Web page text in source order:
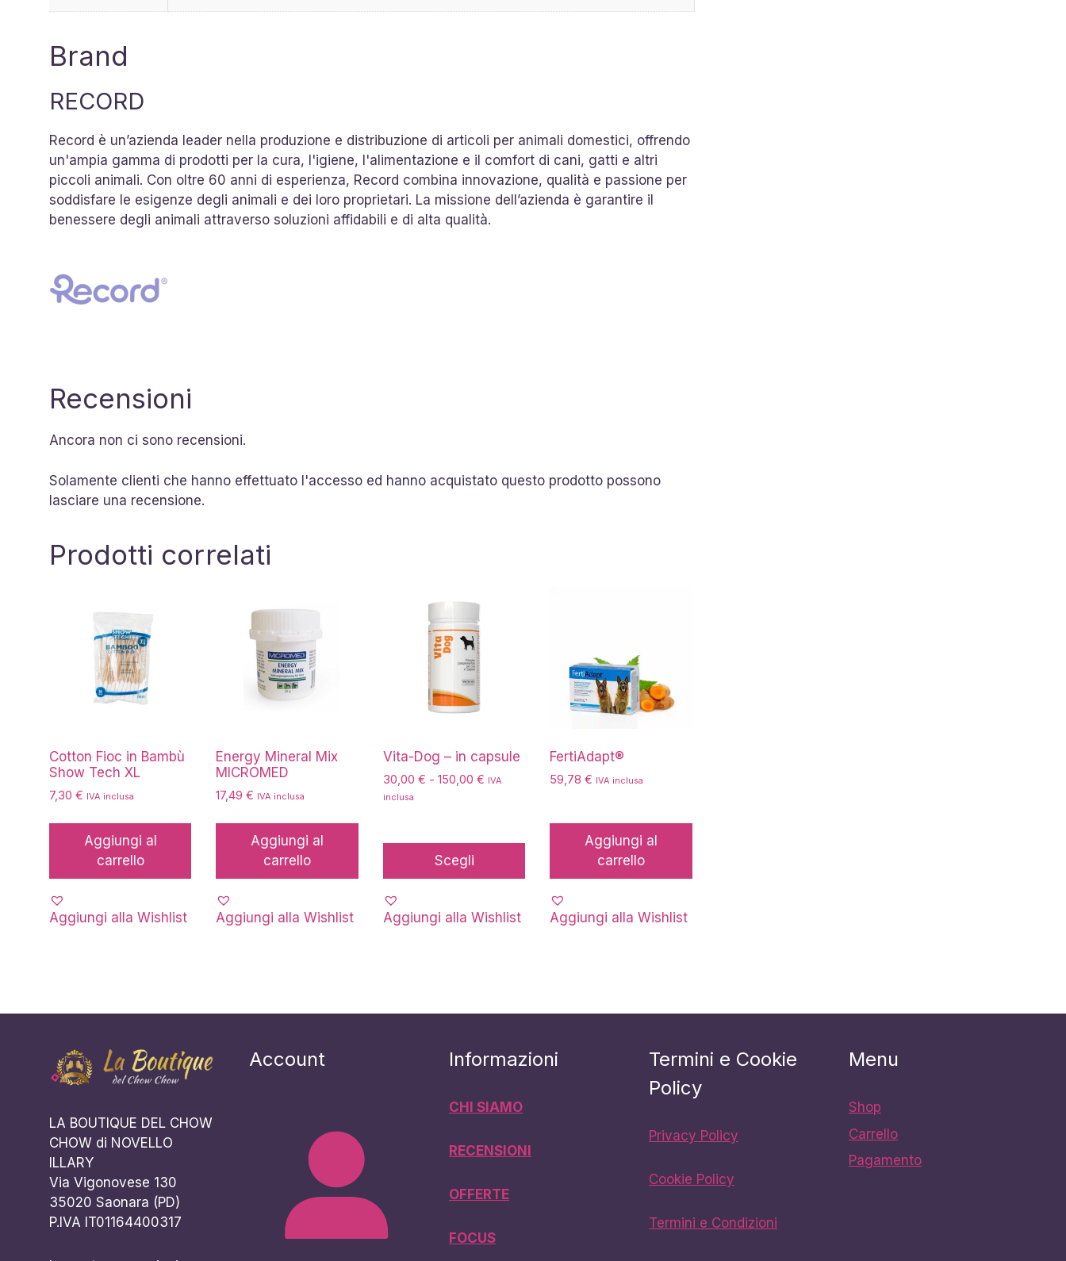
Brand
RECORD
Record è un’azienda leader nella produzione e distribuzione di articoli per animali domestici, offrendo
un'ampia gamma di prodotti per la cura, l'igiene, l'alimentazione e il comfort di cani, gatti e altri
piccoli animali. Con oltre 60 anni di esperienza, Record combina innovazione, qualità e passione per
soddisfare le esigenze degli animali e dei loro proprietari. La missione dell’azienda è garantire il
benessere degli animali attraverso soluzioni affidabili e di alta qualità.
Recensioni
Ancora non ci sono recensioni.
Solamente clienti che hanno effettuato l'accesso ed hanno acquistato questo prodotto possono
lasciare una recensione.
Prodotti correlati
Cotton Fioc in Bambù
Show Tech XL
7,30 € IVA inclusa
Aggiungi al
carrello
Aggiungi alla Wishlist
Energy Mineral Mix
MICROMED
17,49€ IVA inclusa
Aggiungi al
carrello
Aggiungi alla Wishlist
Vita-Dog – in capsule
30,00 € - 150,00 €Fascia
30,00 €
150,00 €
IVA
inclusa
Scegli
varianti.
essere
scelte
nella
prodotto
Aggiungi alla Wishlist
FertiAdapt®
59,78€ IVA inclusa
Aggiungi al
carrello
Aggiungi alla Wishlist
LA BOUTIQUE DEL CHOW
CHOW di NOVELLO
ILLARY
Via Vigonovese 130
35020 Saonara (PD)
P.IVA IT01164400317
Account Informazioni
CHI SIAMO
RECENSIONI
OFFERTE
FOCUS
Termini e Cookie
Policy
Privacy Policy
Cookie Policy
Termini e Condizioni
Menu
Shop
Carrello
Pagamento